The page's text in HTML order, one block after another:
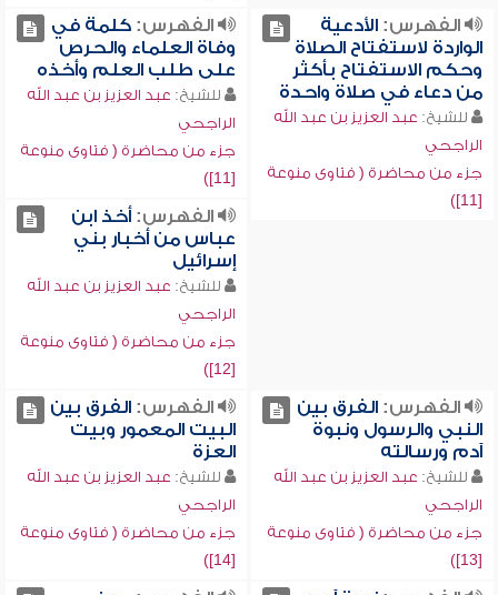
الفهرس:الأدعية
الواردة لاستفتاح الصلاة
وحكم الاستفتاح بأكثر
من دعاء في صلاة واحدة
للشيخ: عبد العزيز بن عبد الله
الراجحي
جزء من محاضرة ( فتاوى منوعة
[11])
الفهرس:كلمة في
وفاة العلماء والحرص
على طلب العلم وأخذه
للشيخ: عبد العزيز بن عبد الله
الراجحي
جزء من محاضرة ( فتاوى منوعة
[11])
الفهرس:أخذ ابن
عباس من أخبار بني
إسرائيل
للشيخ: عبد العزيز بن عبد الله
الراجحي
جزء من محاضرة ( فتاوى منوعة
[12])
الفهرس:الفرق بين
النبي والرسول ونبوة
آدم ورسالته
للشيخ: عبد العزيز بن عبد الله
الراجحي
جزء من محاضرة ( فتاوى منوعة
[13])
الفهرس:الفرق بين
البيت المعمور وبيت
العزة
للشيخ: عبد العزيز بن عبد الله
الراجحي
جزء من محاضرة ( فتاوى منوعة
[14])